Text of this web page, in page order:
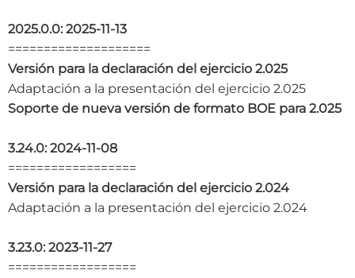
2025.0.0: 2025-11-13
====================
Versión para la declaración del ejercicio 2.025
Adaptación a la presentación del ejercicio 2.025
Soporte de nueva versión de formato BOE para 2.025
3.24.0: 2024-11-08
==================
Versión para la declaración del ejercicio 2.024
Adaptación a la presentación del ejercicio 2.024
3.23.0: 2023-11-27
==================